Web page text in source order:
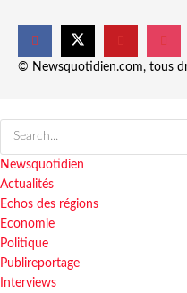
© Newsquotidien.com, tous
Newsquotidien
Actualités
Echos des régions
Economie
Politique
Publireportage
Interviews